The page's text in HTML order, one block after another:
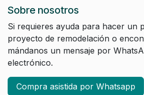
Sobre nosotros
Si requieres ayuda para hacer un
proyecto de remodelación o
mándanos un mensaje por
electrónico.
Compra asistida por Whatsapp